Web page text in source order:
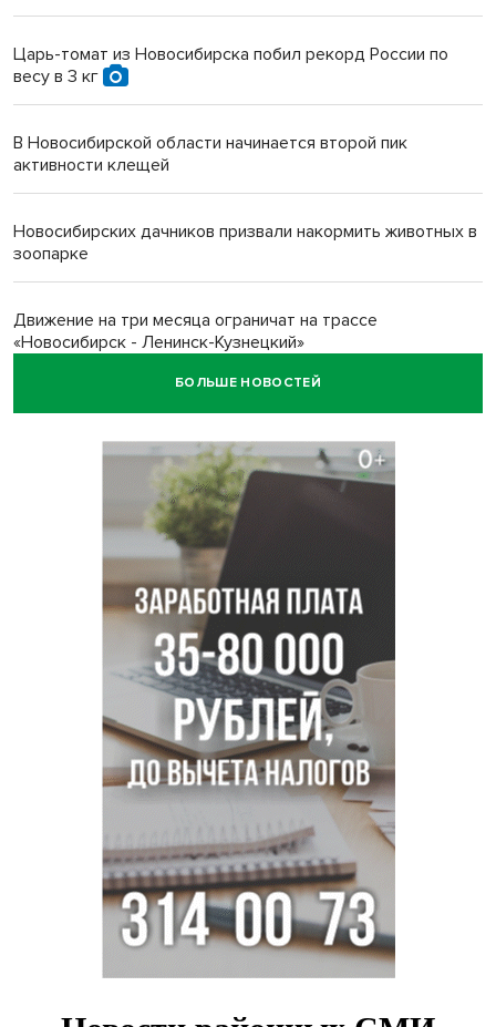
Царь-томат из Новосибирска побил рекорд России по
весу в 3 кг
В Новосибирской области начинается второй пик
активности клещей
Новосибирских дачников призвали накормить животных в
зоопарке
Движение на три месяца ограничат на трассе
«Новосибирск - Ленинск-Кузнецкий»
Новосибирских школьников обязали кормить
Июль-2026 вошел в топ-6 самых жарких за все время
метеонаблюдений в Новосибирске
Секрет при выборе макарон раскрыла новосибирцам
эксперт Ольга Широкова
Перец-змея вырос в огороде жительницы
БОЛЬШЕ НОВОСТЕЙ